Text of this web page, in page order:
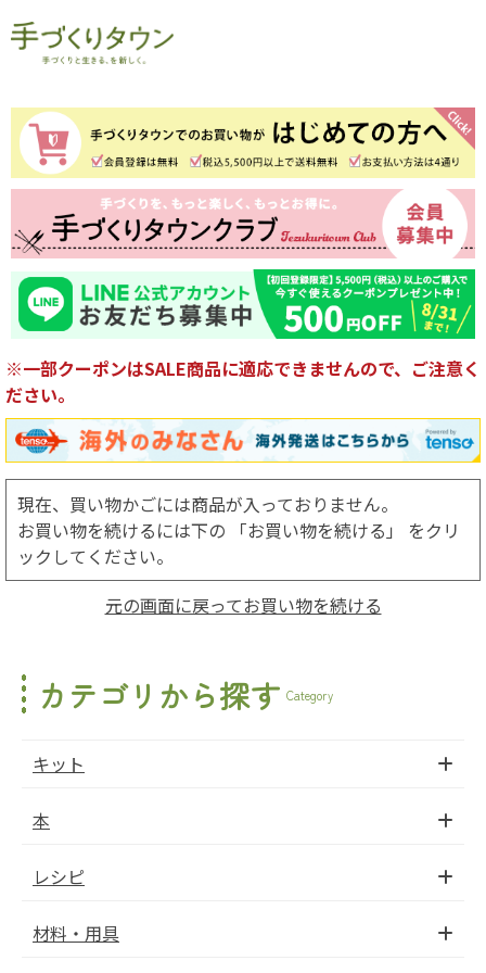
※一部クーポンはSALE商品に適応できませんので、ご注意く
ださい。
現在、買い物かごには商品が入っておりません。
お買い物を続けるには下の 「お買い物を続ける」 をクリ
ックしてください。
元の画面に戻ってお買い物を続ける
カテゴリから探す Category
キット
本
レシピ
材料・用具